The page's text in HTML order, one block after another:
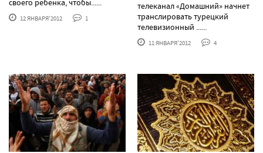
своего ребенка, чтобы......
12 ЯНВАРЯ'2012 1
телеканал «Домашний» начнет
транслировать турецкий
телевизионный ......
11 ЯНВАРЯ'2012 4